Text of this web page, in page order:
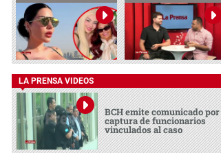
LA PRENSA VIDEOS
BCH emite comunicado por
captura de funcionarios
vinculados al caso